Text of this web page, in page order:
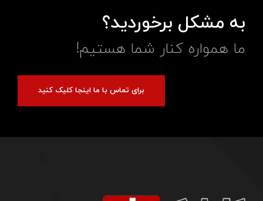
به مشکل برخوردید؟
ما همواره کنار شما هستیم!
برای تماس با ما اینجا کلیک کنید